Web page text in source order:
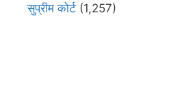
सुप्रीम कोर्ट (1,257)